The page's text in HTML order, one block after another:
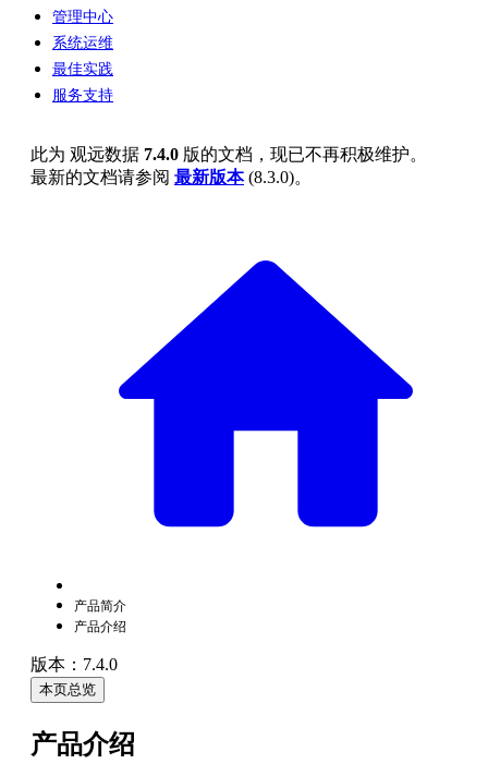
管理中心
系统运维
最佳实践
服务支持
此为 观远数据 7.4.0 版的文档，现已不再积极维护。
最新的文档请参阅 最新版本(8.3.0)。
产品简介
产品介绍
版本：7.4.0
本页总览
产品介绍